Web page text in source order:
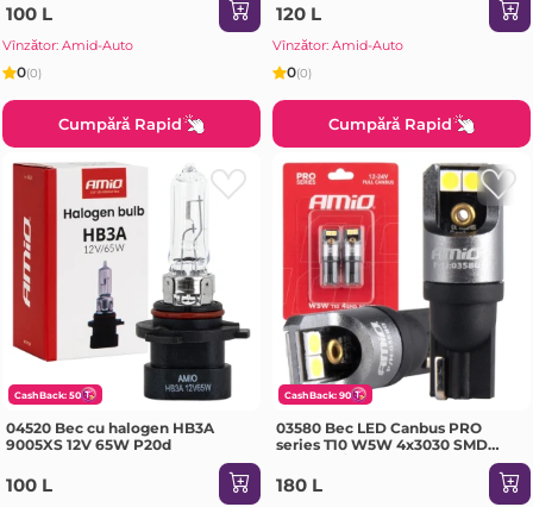
100 L
Vînzător: Amid-Auto
0(0)
Cumpără Rapid
120 L
Vînzător: Amid-Auto
0(0)
Cumpără Rapid
CashBack: 50
04520 Bec cu halogen HB3A
9005XS 12V 65W P20d
100 L
CashBack: 90
03580 Bec LED Canbus PRO
series T10 W5W 4x3030 SMD
180 L